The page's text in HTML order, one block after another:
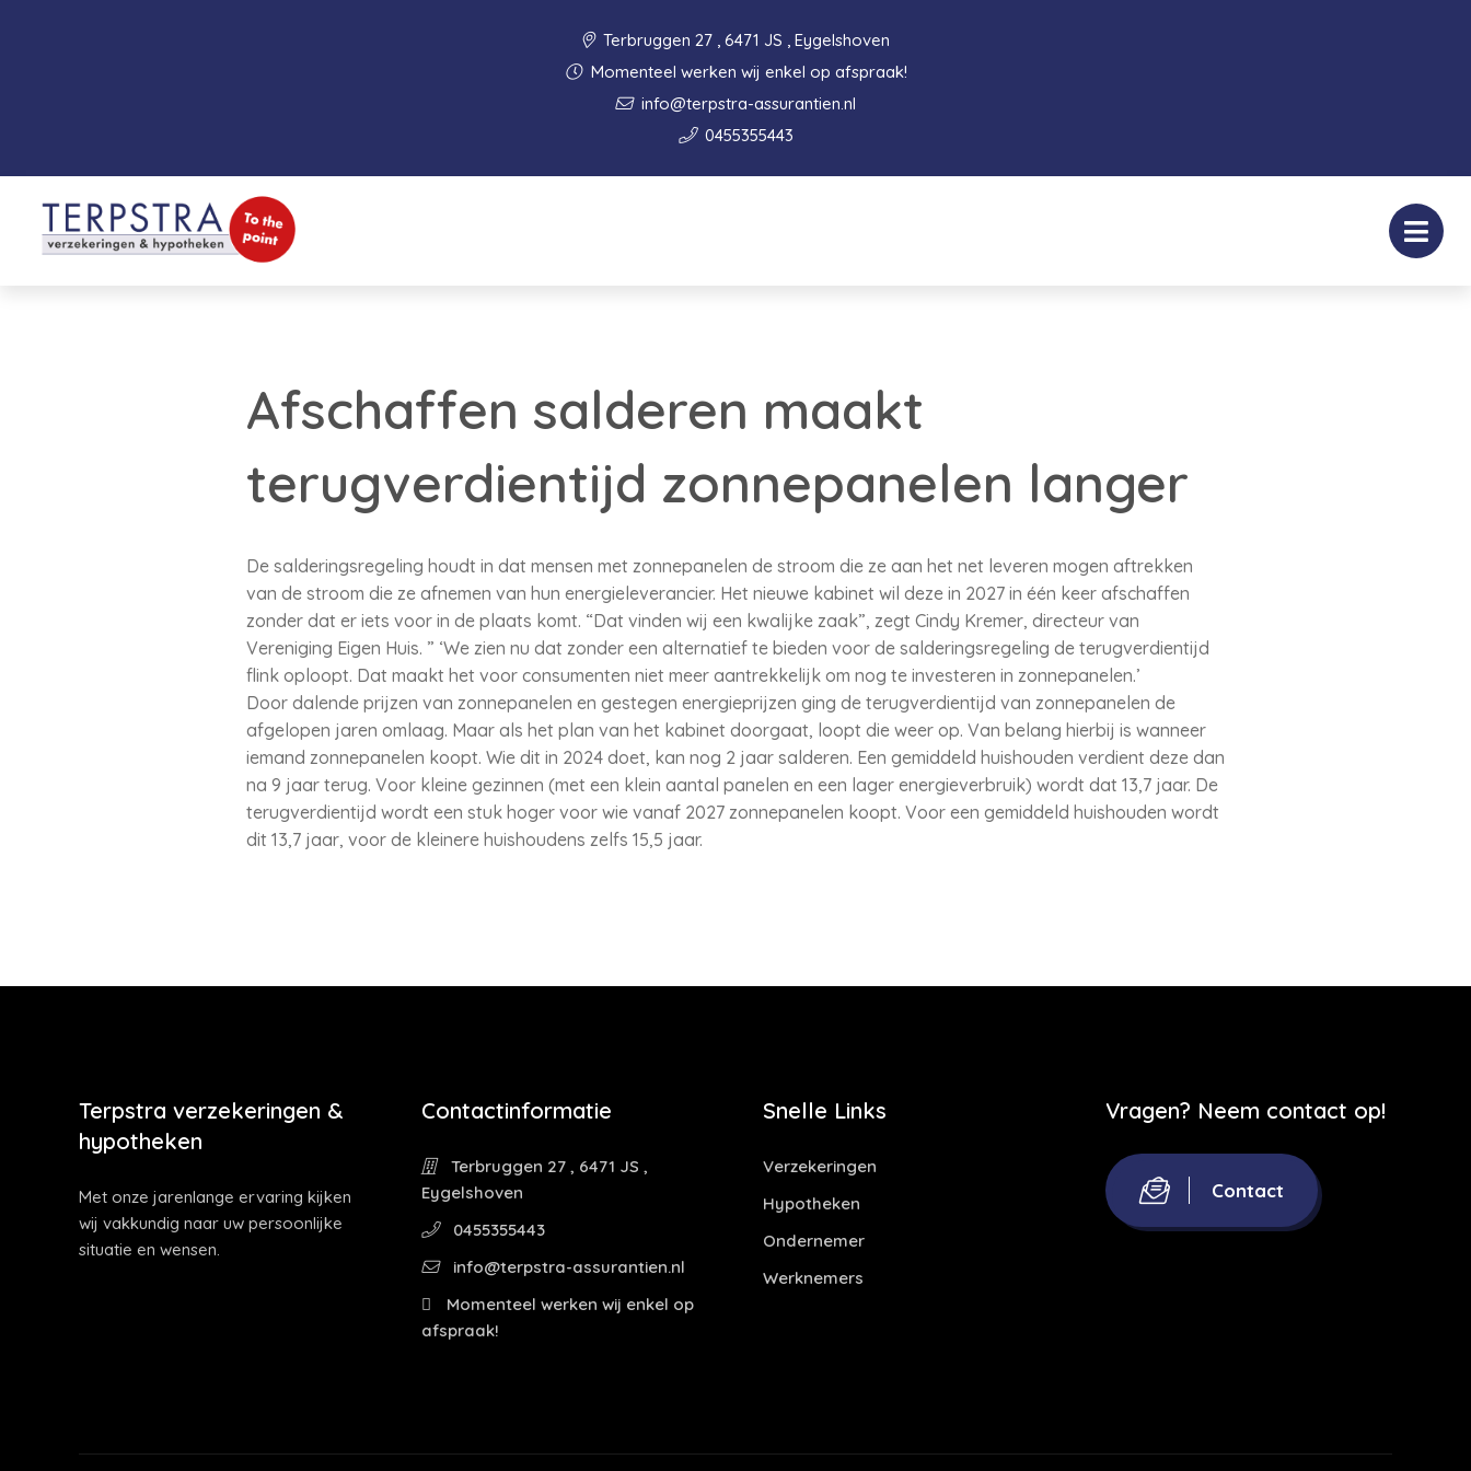
Terbruggen 27 , 6471 JS , Eygelshoven
Momenteel werken wij enkel op afspraak!
info@terpstra-assurantien.nl
0455355443
Afschaffen salderen maakt
terugverdientijd zonnepanelen langer
De salderingsregeling houdt in dat mensen met zonnepanelen de stroom die ze aan het net leveren mogen aftrekken
van de stroom die ze afnemen van hun energieleverancier. Het nieuwe kabinet wil deze in 2027 in één keer afschaffen
zonder dat er iets voor in de plaats komt. “Dat vinden wij een kwalijke zaak”, zegt Cindy Kremer, directeur van
Vereniging Eigen Huis. ” ‘We zien nu dat zonder een alternatief te bieden voor de salderingsregeling de terugverdientijd
flink oploopt. Dat maakt het voor consumenten niet meer aantrekkelijk om nog te investeren in zonnepanelen.’
Door dalende prijzen van zonnepanelen en gestegen energieprijzen ging de terugverdientijd van zonnepanelen de
afgelopen jaren omlaag. Maar als het plan van het kabinet doorgaat, loopt die weer op. Van belang hierbij is wanneer
iemand zonnepanelen koopt. Wie dit in 2024 doet, kan nog 2 jaar salderen. Een gemiddeld huishouden verdient deze dan
na 9 jaar terug. Voor kleine gezinnen (met een klein aantal panelen en een lager energieverbruik) wordt dat 13,7 jaar. De
terugverdientijd wordt een stuk hoger voor wie vanaf 2027 zonnepanelen koopt. Voor een gemiddeld huishouden wordt
dit 13,7 jaar, voor de kleinere huishoudens zelfs 15,5 jaar.
Terpstra verzekeringen &
hypotheken
Met onze jarenlange ervaring kijken
wij vakkundig naar uw persoonlijke
situatie en wensen.
Contactinformatie
Terbruggen 27 , 6471 JS ,
Eygelshoven
0455355443
info@terpstra-assurantien.nl
Momenteel werken wij enkel op
afspraak!
Snelle Links
Verzekeringen
Hypotheken
Ondernemer
Werknemers
Vragen? Neem contact op!
Contact